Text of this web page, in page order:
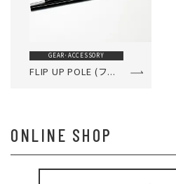
GEAR･ACCESSORY
FLIP UP POLE (フ...
ONLINE SHOP